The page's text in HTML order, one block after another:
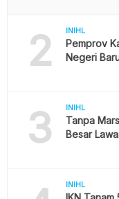
2 INIHL
Pemprov
Negeri
3 INIHL
Tanpa
Besar
INIHL